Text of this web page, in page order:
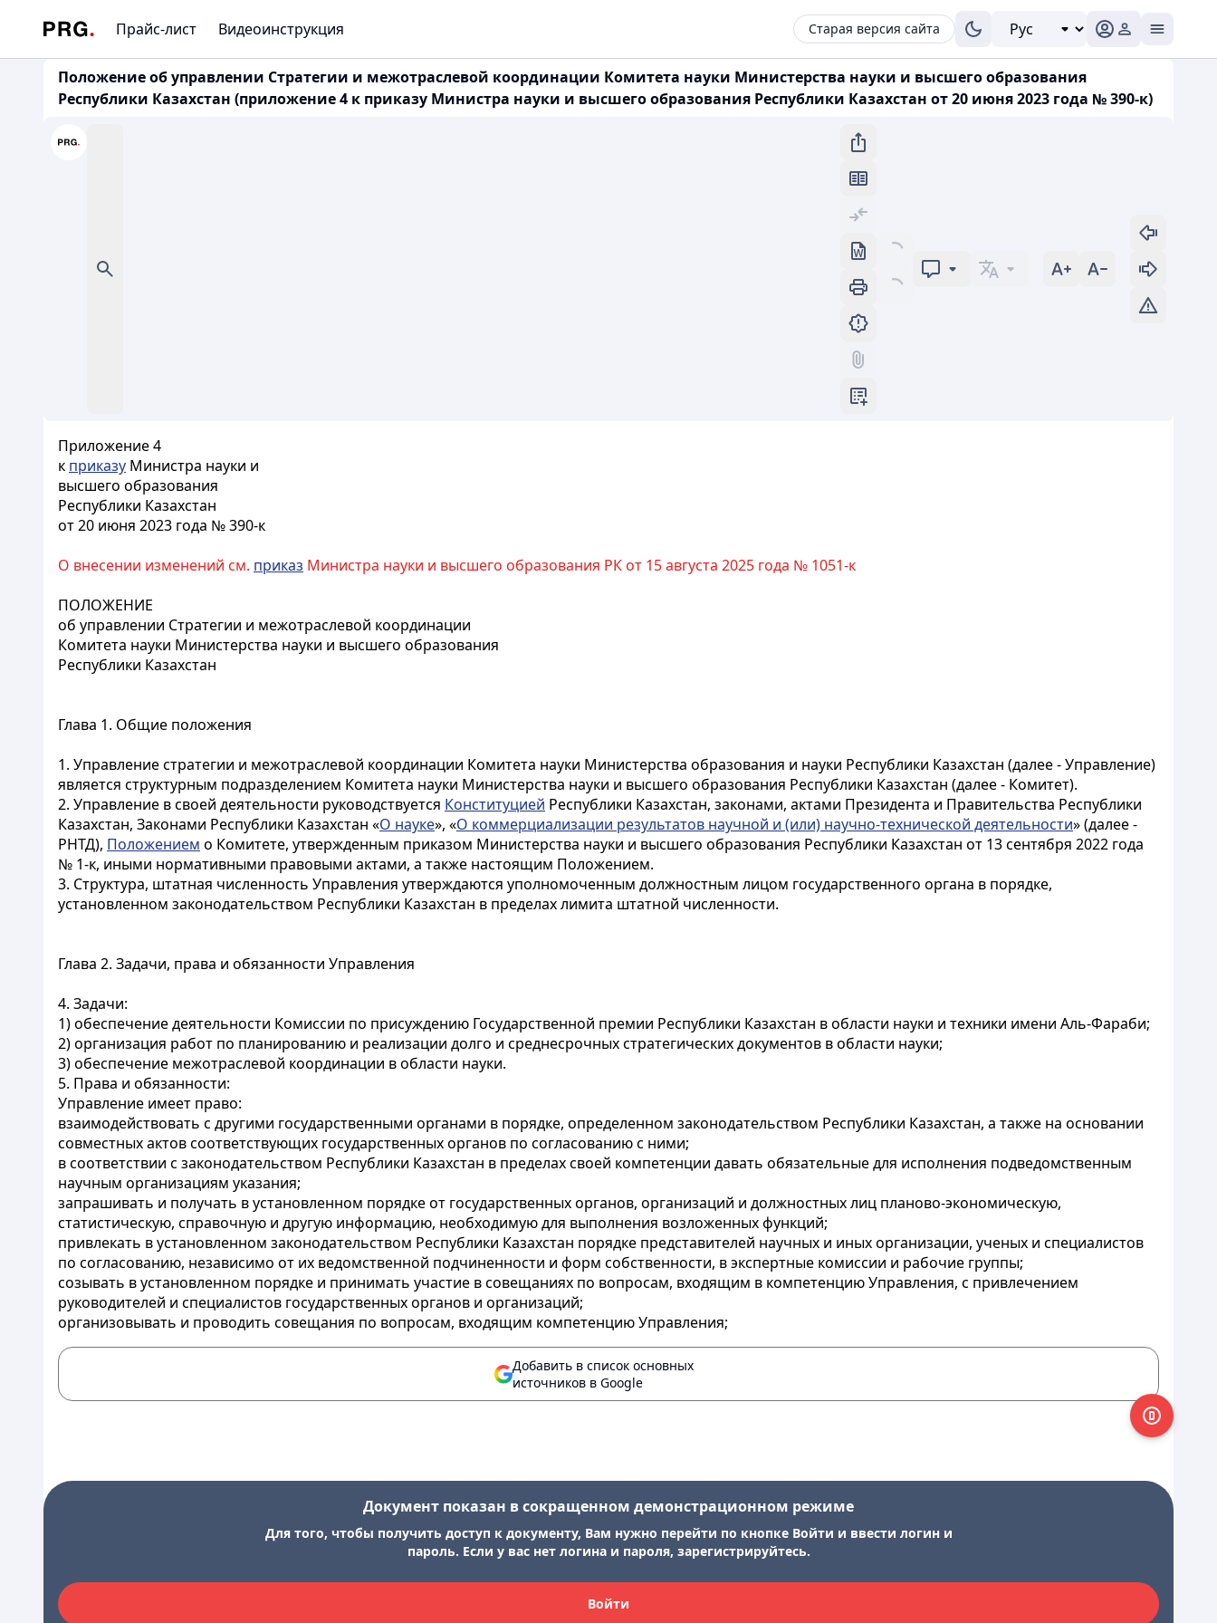
Прайс-лист Видеоинструкция Старая версия сайта
Положение об управлении Стратегии и межотраслевой координации Комитета науки Министерства науки и высшего образования
Республики Казахстан (приложение 4 к приказу Министра науки и высшего образования Республики Казахстан от 20 июня 2023 года № 390-к)
Приложение 4
к приказу Министра науки и
высшего образования
Республики Казахстан
от 20 июня 2023 года № 390-к
О внесении изменений см. приказ Министра науки и высшего образования РК от 15 августа 2025 года № 1051-к
ПОЛОЖЕНИЕ
об управлении Стратегии и межотраслевой координации
Комитета науки Министерства науки и высшего образования
Республики Казахстан
Глава 1. Общие положения
1. Управление стратегии и межотраслевой координации Комитета науки Министерства образования и науки Республики Казахстан (далее - Управление)
является структурным подразделением Комитета науки Министерства науки и высшего образования Республики Казахстан (далее - Комитет).
2. Управление в своей деятельности руководствуется Конституцией Республики Казахстан, законами, актами Президента и Правительства Республики
Казахстан, Законами Республики Казахстан «О науке», «О коммерциализации результатов научной и (или) научно-технической деятельности» (далее -
РНТД), Положением о Комитете, утвержденным приказом Министерства науки и высшего образования Республики Казахстан от 13 сентября 2022 года
№ 1-к, иными нормативными правовыми актами, а также настоящим Положением.
3. Структура, штатная численность Управления утверждаются уполномоченным должностным лицом государственного органа в порядке,
установленном законодательством Республики Казахстан в пределах лимита штатной численности.
Глава 2. Задачи, права и обязанности Управления
4. Задачи:
1) обеспечение деятельности Комиссии по присуждению Государственной премии Республики Казахстан в области науки и техники имени Аль-Фараби;
2) организация работ по планированию и реализации долго и среднесрочных стратегических документов в области науки;
3) обеспечение межотраслевой координации в области науки.
5. Права и обязанности:
Управление имеет право:
взаимодействовать с другими государственными органами в порядке, определенном законодательством Республики Казахстан, а также на основании
совместных актов соответствующих государственных органов по согласованию с ними;
в соответствии с законодательством Республики Казахстан в пределах своей компетенции давать обязательные для исполнения подведомственным
научным организациям указания;
запрашивать и получать в установленном порядке от государственных органов, организаций и должностных лиц планово-экономическую,
статистическую, справочную и другую информацию, необходимую для выполнения возложенных функций;
привлекать в установленном законодательством Республики Казахстан порядке представителей научных и иных организации, ученых и специалистов
по согласованию, независимо от их ведомственной подчиненности и форм собственности, в экспертные комиссии и рабочие группы;
созывать в установленном порядке и принимать участие в совещаниях по вопросам, входящим в компетенцию Управления, с привлечением
руководителей и специалистов государственных органов и организаций;
организовывать и проводить совещания по вопросам, входящим компетенцию Управления;
Добавить в список основных
источников в Google
Документ показан в сокращенном демонстрационном режиме
Для того, чтобы получить доступ к документу, Вам нужно перейти по кнопке Войти и ввести логин и
пароль. Если у вас нет логина и пароля, зарегистрируйтесь.
Войти